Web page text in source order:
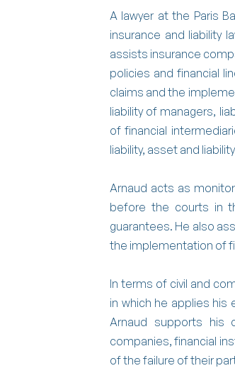
A lawyer at the Paris
insurance and liability
assists insurance
policies and financial
claims and the
liability of managers,
of financial
liability, asset and
Arnaud acts as
before the courts in
guarantees. He also
the implementation of
In terms of civil and
in which he applies his
Arnaud supports his
companies, financial
of the failure of their